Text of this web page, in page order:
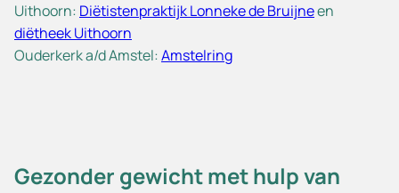
Uithoorn: Diëtistenpraktijk Lonneke de Bruijneen
diëtheek Uithoorn
Ouderkerk a/d Amstel:Amstelring
Gezonder gewicht met hulp van